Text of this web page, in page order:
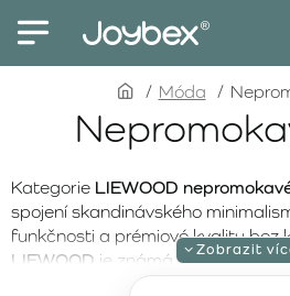
homeMóda
Kategorie LIEWOOD
spojení skandinávského
funkčnosti a prémiové kvality bez
LIEWOOD je známá precizním
voděodolnými materiály a